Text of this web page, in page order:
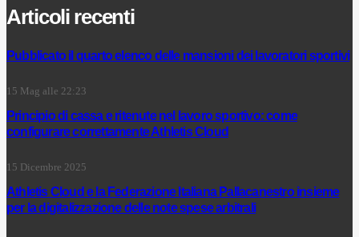
Articoli recenti
Pubblicato il quarto elenco delle mansioni dei lavoratori sportivi
15 Mag alle 22:23
Principio di cassa e ritenute nel lavoro sportivo: come
configurare correttamente Athletis Cloud
15 Dicembre 2025
Athletis Cloud e la Federazione Italiana Pallacanestro insieme
per la digitalizzazione delle note spese arbitrali